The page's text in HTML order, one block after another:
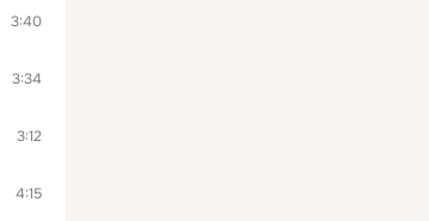
3:40
3:34
3:12
4:15